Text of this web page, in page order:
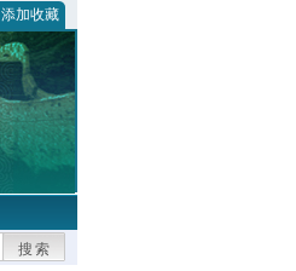
添加收藏
搜索